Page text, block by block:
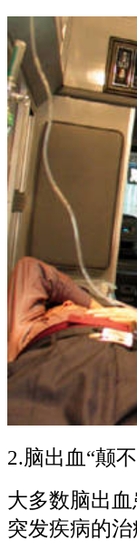
2.脑出血“颠
大多数脑出
突发疾病的